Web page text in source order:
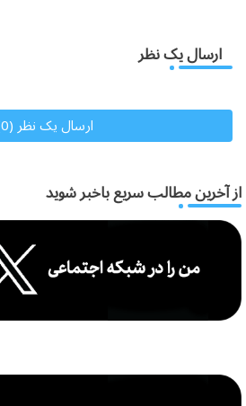
ارسال یک نظر
ارسال یک نظر (0)
از آخرین مطالب سریع باخبر شوید